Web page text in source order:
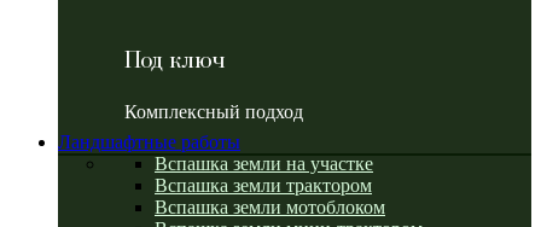
Под ключ
Комплексный подход
Ландшафтные работы
Вспашка земли на участке
Вспашка земли трактором
Вспашка земли мотоблоком